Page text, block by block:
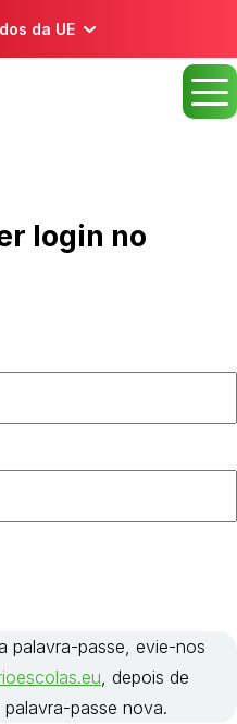
da UE
login no
palavra-passe, evie-nos
, depois de
passe nova.